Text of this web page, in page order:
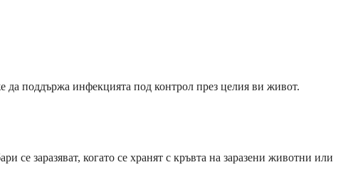
да поддържа инфекцията под контрол през целия ви живот.
се заразяват, когато се хранят с кръвта на заразени животни или